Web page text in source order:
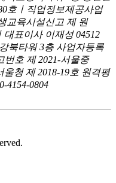
호ㅣ직업정보제공사업
교육시설신고 제 원
대표이사 이재성 04512
북타워 3층 사업자등록
번호 제 2021-서울중
청 제 2018-19호 원격평
4154-0804